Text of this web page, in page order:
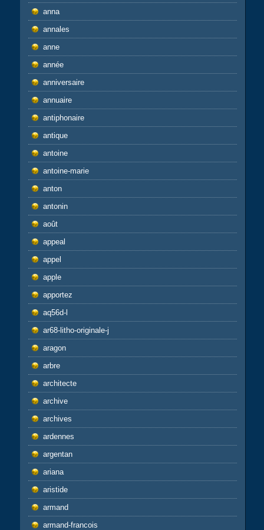
anna
annales
anne
année
anniversaire
annuaire
antiphonaire
antique
antoine
antoine-marie
anton
antonin
août
appeal
appel
apple
apportez
aq56d-l
ar68-litho-originale-j
aragon
arbre
architecte
archive
archives
ardennes
argentan
ariana
aristide
armand
armand-francois